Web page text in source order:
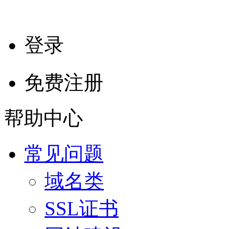
登录
免费注册
帮助中心
常见问题
域名类
SSL证书